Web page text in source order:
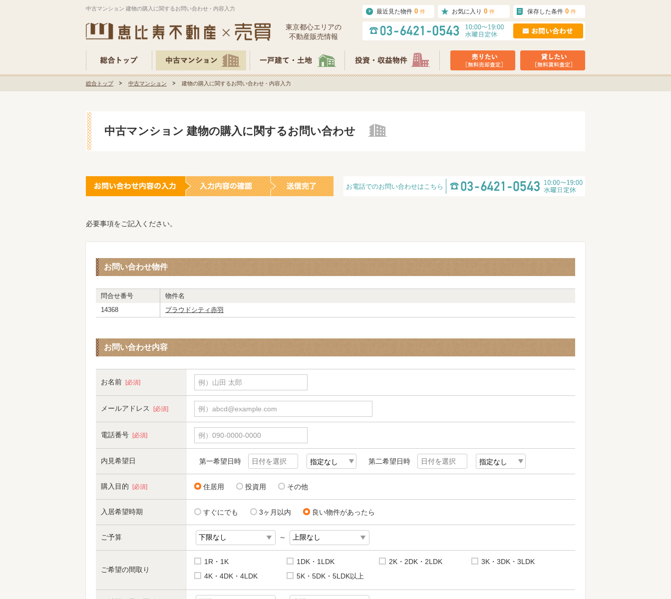
中古マンション 建物の購入に関するお問い合わせ - 内容入力
東京都⼼エリアの
不動産販売情報
最近見た物件 0 件 お気に入り 0 件 保存した条件 0 件
総合トップ 中古マンション 建物の購入に関するお問い合わせ - 内容入力
中古マンション 建物の購入に関するお問い合わせ
お電話でのお問い合わせはこちら
必要事項をご記入ください。
お問い合わせ物件
問合せ番号
物件名
14368
プラウドシティ赤羽
お問い合わせ内容
お名前 [必須] 例）山田 太郎
メールアドレス [必須] 例）abcd@example.com
電話番号 [必須] 例）090-0000-0000
内見希望日 第一希望日時 第二希望日時
購入目的 [必須] 住居用 投資用 その他
入居希望時期 すぐにでも 3ヶ月以内 良い物件があったら
ご予算 ～
ご希望の間取り
1R・1K 1DK・1LDK 2K・2DK・2LDK
3K・3DK・3LDK
4K・4DK・4LDK
5K・5DK・5LDK以上